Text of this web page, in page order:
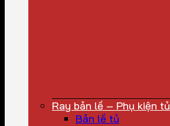
Ray bản lề – Phụ kiện tủ
Bản lề tủ